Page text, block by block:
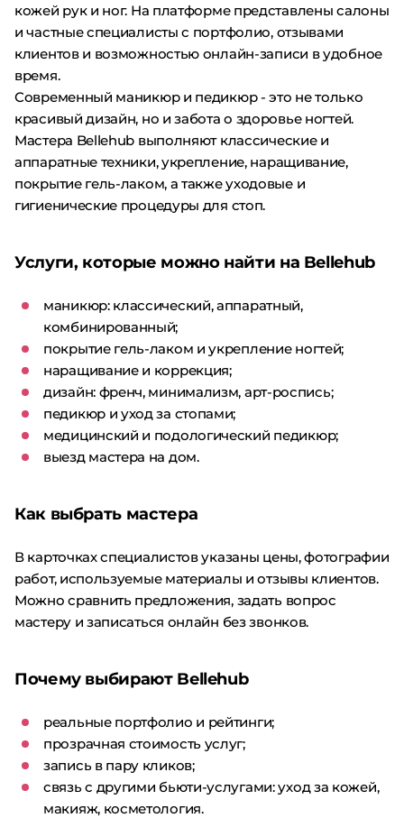
кожей рук и ног. На платформе представлены салоны
и частные специалисты с портфолио, отзывами
клиентов и возможностью онлайн-записи в удобное
время.
Современный маникюр и педикюр - это не только
красивый дизайн, но и забота о здоровье ногтей.
Мастера Bellehub выполняют классические и
аппаратные техники, укрепление, наращивание,
покрытие гель-лаком, а также уходовые и
гигиенические процедуры для стоп.
Услуги, которые можно найти на Bellehub
маникюр: классический, аппаратный,
комбинированный;
покрытие гель-лаком и укрепление ногтей;
наращивание и коррекция;
дизайн: френч, минимализм, арт-роспись;
педикюр и уход за стопами;
медицинский и подологический педикюр;
выезд мастера на дом.
Как выбрать мастера
В карточках специалистов указаны цены, фотографии
работ, используемые материалы и отзывы клиентов.
Можно сравнить предложения, задать вопрос
мастеру и записаться онлайн без звонков.
Почему выбирают Bellehub
реальные портфолио и рейтинги;
прозрачная стоимость услуг;
запись в пару кликов;
связь с другими бьюти-услугами: уход за кожей,
макияж, косметология.